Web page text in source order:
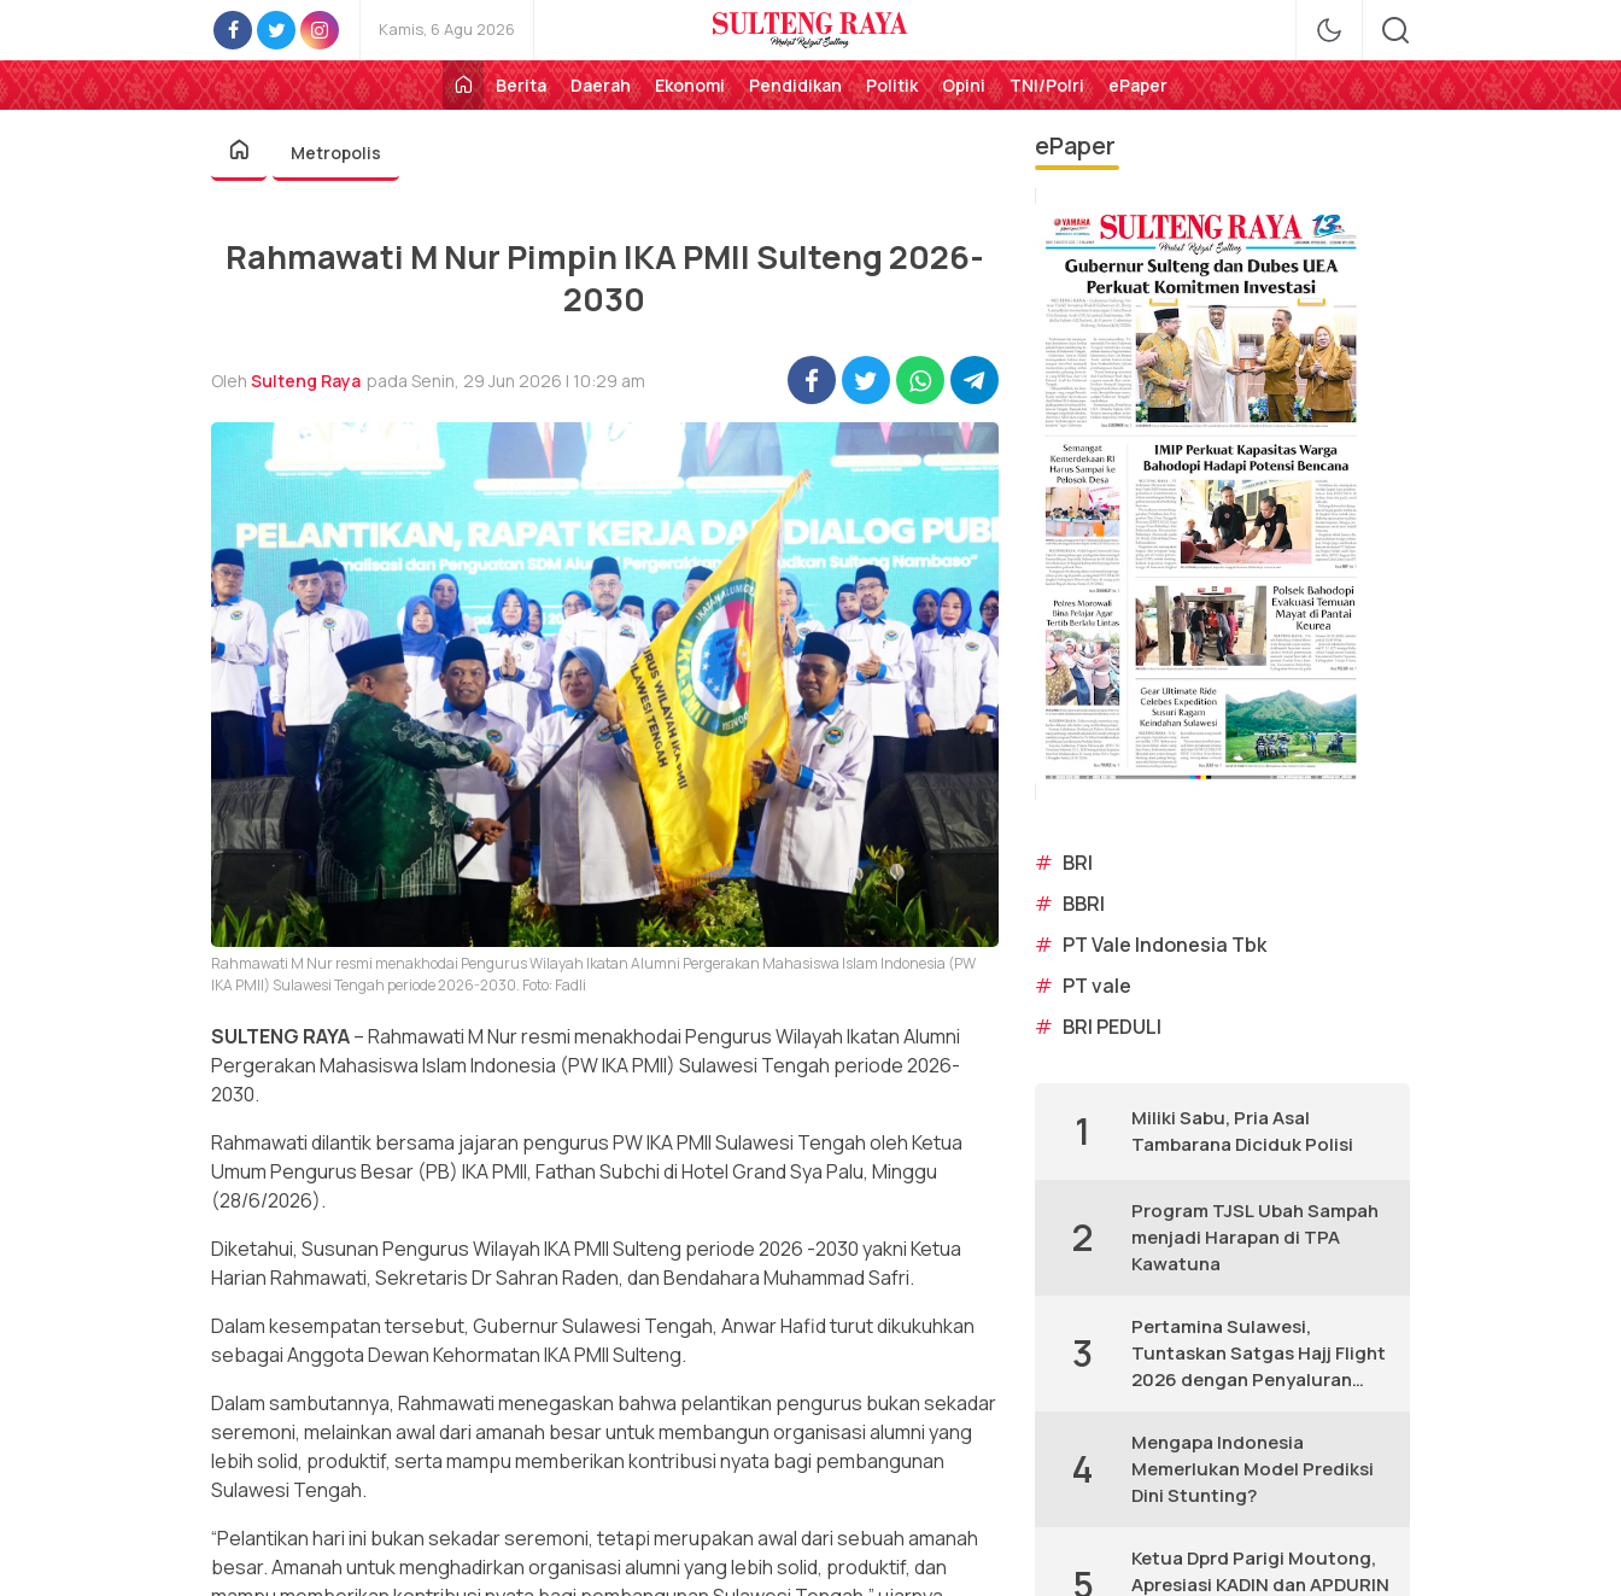
Kamis, 6 Agu 2026
Sulteng Raya
Perekat Rakyat Sulteng
Berita
Daerah Ekonomi Pendidikan Politik Opini TNI/Polri ePaper
Metropolis
Rahmawati M Nur Pimpin IKA PMII Sulteng 2026-
2030
Oleh Sulteng Raya pada Senin, 29 Jun 2026 | 10:29 am
Rahmawati M Nur resmi menakhodai Pengurus Wilayah Ikatan Alumni Pergerakan Mahasiswa Islam Indonesia (PW
IKA PMII) Sulawesi Tengah periode 2026-2030. Foto: Fadli
SULTENG RAYA– Rahmawati M Nur resmi menakhodai Pengurus Wilayah Ikatan Alumni
Pergerakan Mahasiswa Islam Indonesia (PW IKA PMII) Sulawesi Tengah periode 2026-
2030.
Rahmawati dilantik bersama jajaran pengurus PW IKA PMII Sulawesi Tengah oleh Ketua
Umum Pengurus Besar (PB) IKA PMII, Fathan Subchi di Hotel Grand Sya Palu, Minggu
(28/6/2026).
Diketahui, Susunan Pengurus Wilayah IKA PMII Sulteng periode 2026 -2030 yakni Ketua
Harian Rahmawati, Sekretaris Dr Sahran Raden, dan Bendahara Muhammad Safri.
Dalam kesempatan tersebut, Gubernur Sulawesi Tengah, Anwar Hafid turut dikukuhkan
sebagai Anggota Dewan Kehormatan IKA PMII Sulteng.
Dalam sambutannya, Rahmawati menegaskan bahwa pelantikan pengurus bukan sekadar
seremoni, melainkan awal dari amanah besar untuk membangun organisasi alumni yang
lebih solid, produktif, serta mampu memberikan kontribusi nyata bagi pembangunan
Sulawesi Tengah.
“Pelantikan hari ini bukan sekadar seremoni, tetapi merupakan awal dari sebuah amanah
besar. Amanah untuk menghadirkan organisasi alumni yang lebih solid, produktif, dan
ePaper
# BRI
# BBRI
# PT Vale Indonesia Tbk
# PT vale
# BRI PEDULI
1
Miliki Sabu, Pria Asal
Tambarana Diciduk Polisi
2
Program TJSL Ubah Sampah
menjadi Harapan di TPA
Kawatuna
3
Pertamina Sulawesi,
Tuntaskan Satgas Hajj Flight
2026 dengan Penyaluran
4
Mengapa Indonesia
Memerlukan Model Prediksi
Dini Stunting?
5
Ketua Dprd Parigi Moutong,
Apresiasi KADIN dan APDURIN